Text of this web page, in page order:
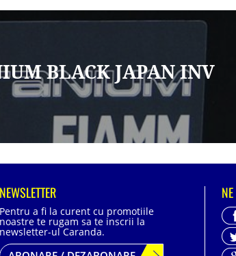
BLACK JAPAN INV
NEWSLETTER
Pentru a fi la curent cu promotiile
noastre te rugam sa te inscrii la
newsletter-ul Caranda.